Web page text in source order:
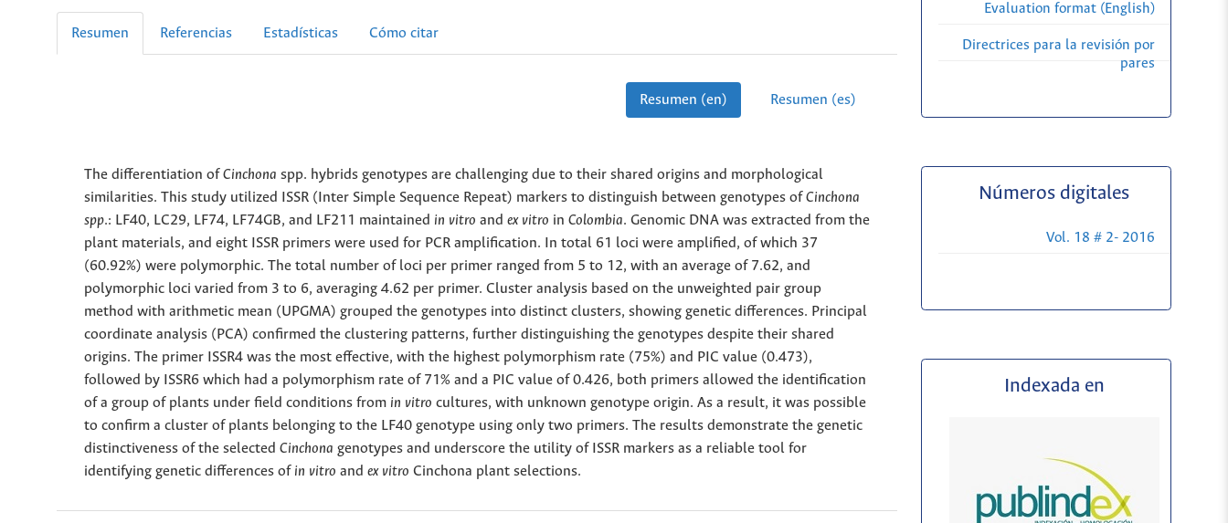
Resumen Referencias Estadísticas Cómo citar
Resumen (en) Resumen (es)
The differentiation ofCinchona spp. hybrids genotypes are challenging due to their shared origins and morphological
similarities. This study utilized ISSR (Inter Simple Sequence Repeat) markers to distinguish between genotypes ofCinchona
spp.: LF40, LC29, LF74, LF74GB, and LF211 maintained in vitro and ex vitro in Colombia. Genomic DNA was extracted from the
plant materials, and eight ISSR primers were used for PCR amplification. In total 61 loci were amplified, of which 37
(60.92%) were polymorphic. The total number of loci per primer ranged from 5 to 12, with an average of 7.62, and
polymorphic loci varied from 3 to 6, averaging 4.62 per primer. Cluster analysis based on the unweighted pair group
method with arithmetic mean (UPGMA) grouped the genotypes into distinct clusters, showing genetic differences. Principal
coordinate analysis (PCA) confirmed the clustering patterns, further distinguishing the genotypes despite their shared
origins. The primer ISSR4 was the most effective, with the highest polymorphism rate (75%) and PIC value (0.473),
followed by ISSR6 which had a polymorphism rate of 71% and a PIC value of 0.426, both primers allowed the identification
of a group of plants under field conditions from in vitro cultures, with unknown genotype origin. As a result, it was possible
to confirm a cluster of plants belonging to the LF40 genotype using only two primers. The results demonstrate the genetic
distinctiveness of the selected Cinchona genotypes and underscore the utility of ISSR markers as a reliable tool for
identifying genetic differences of in vitro and ex vitro Cinchona plant selections.
Evaluation format (English)
Directrices para la revisión por
pares
Números digitales
Vol. 18 # 2- 2016
Indexada en